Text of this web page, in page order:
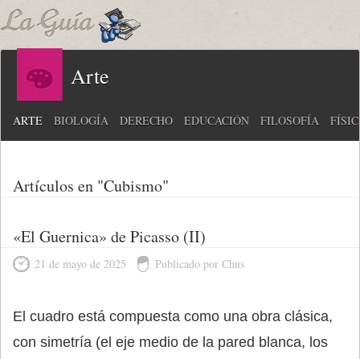
Arte
ARTE BIOLOGÍA DERECHO EDUCACIÓN FILOSOFÍA
Artículos en "Cubismo"
«El Guernica» de Picasso (II)
21 de mayo de 2025 Publicado por Chus
El cuadro está compuesta como una obra clásica,
con simetría (el eje medio de la pared blanca, los